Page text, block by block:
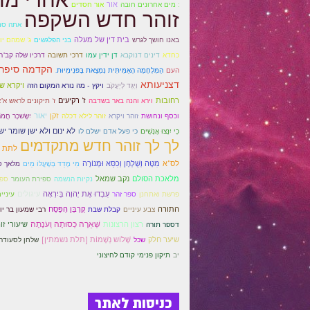
: מים אחרונים חובה אור אור חסדים
זוהר חדש השקפה אתה
באנו חושך לגרש בית דין של מעלה בני הפלגשים ג' שמהם
כחדא דינים דנוקבא דן ידין עמו דרכי תשובה דרכיו שלה
העם הַמִּלְחָמָה הָאַמִּיתִּית נִמְצֵאת בָּפּנִימִיוּת. הקדמה
דצניעותא וַיַּגֵּד לְיַעֲקֹב ויקץ - מה נורא המקום הזה ויקרא
רחובות וירא והנה באר בשדבה ז' רקיעים ז' תיקונים לראש
וכסף ונחושת זוהר ויקרא זוהר לילא דכלה זקן יאור יִשָּׂשכָר
כִי יִנָּצוּ אֲנָשִׁים כי פעל אדם ישלם לו לא ינום ולא ישן שומר
לך לך זוהר חדש מתקדמים לתת
לס"א מִטָּה וְשֻׁלְחָן וְכִסֵּא וּמְנוֹרָה מִי מָדַד בְּשָׁעֳלוֹ מַיִם מלאך
מלאכת הסולם נקב שמאל נקיות הנשמה ספירת העומר
פרשת ואתחנן ספר זהר עִבְדוּ אֶת יְהוָה בְּיִרְאָה
התורה צבע עיניים קבלת שבת קָרְבַּן הַפֶּסַח רבי שמעון בר
דספר תורה רצון הרצונות שְׁאֵרָהּ כְּסוּתָהּ וְעֹנָתָהּ שיעורי
שיער חלק שכל שָׁלוֹש נְשָׁמוֹת [תלת נשמתין] שלחן
יב תיקון פנימי קודם לחיצוני
כניסות לאתר